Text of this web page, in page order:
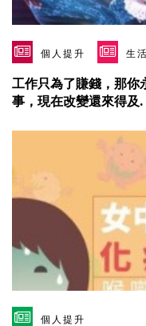
個人提升 生活
工作只為了賺錢，那你
事，現在改變還來得及.
個人提升